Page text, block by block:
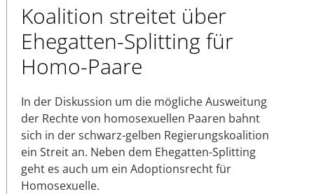
Koalition streitet über
Ehegatten-Splitting für
Homo-Paare
In der Diskussion um die mögliche Ausweitung
der Rechte von homosexuellen Paaren bahnt
sich in der schwarz-gelben Regierungskoalition
ein Streit an. Neben dem Ehegatten-Splitting
geht es auch um ein Adoptionsrecht für
Homosexuelle.